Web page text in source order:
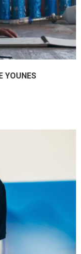
YOUNES